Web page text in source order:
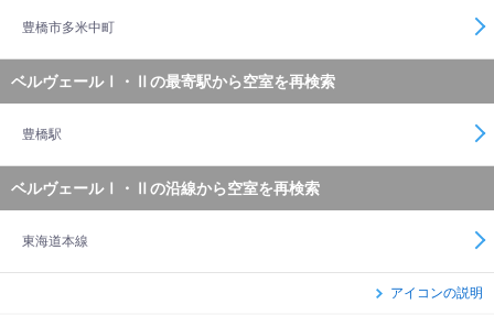
豊橋市多米中町
ベルヴェールⅠ・Ⅱの最寄駅から空室を再検索
豊橋駅
ベルヴェールⅠ・Ⅱの沿線から空室を再検索
東海道本線
アイコンの説明